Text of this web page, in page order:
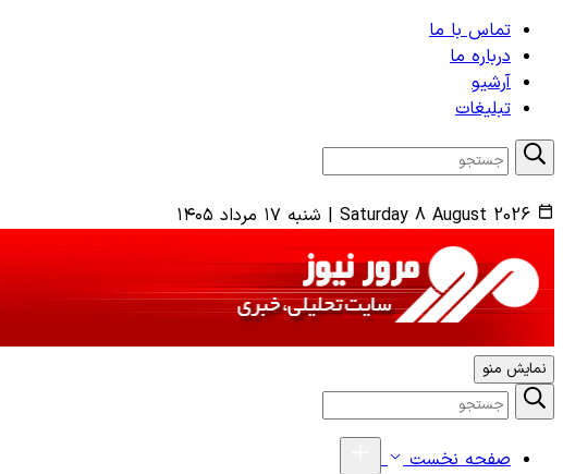
تماس با ما
درباره ما
آرشیو
تبلیغات
Saturday 8 August 2026
| شنبه ۱۷ مرداد ۱۴۰۵
نمایش منو
صفحه نخست